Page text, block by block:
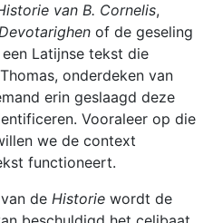
van B. Cornelis,
of de geseling
Latijnse tekst die
onderdeken van
erin geslaagd deze
Vooraleer op die
we de context
functioneert.
de Historie wordt de